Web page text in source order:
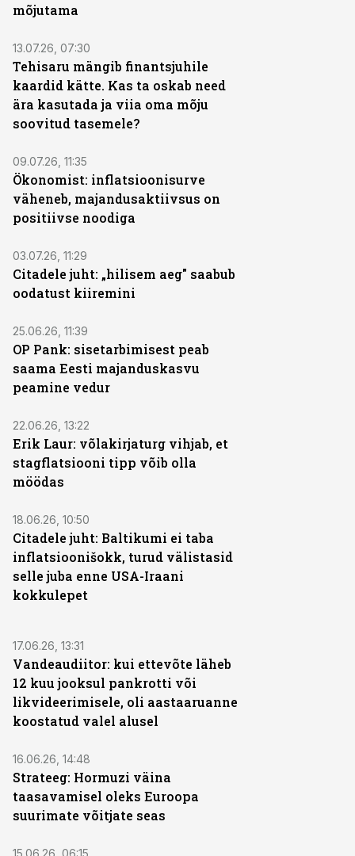
mõjutama
13.07.26, 07:30
Tehisaru mängib finantsjuhile
kaardid kätte. Kas ta oskab need
ära kasutada ja viia oma mõju
soovitud tasemele?
09.07.26, 11:35
Ökonomist: inflatsioonisurve
väheneb, majandusaktiivsus on
positiivse noodiga
03.07.26, 11:29
Citadele juht: „hilisem aeg" saabub
oodatust kiiremini
25.06.26, 11:39
OP Pank: sisetarbimisest peab
saama Eesti majanduskasvu
peamine vedur
22.06.26, 13:22
Erik Laur: võlakirjaturg vihjab, et
stagflatsiooni tipp võib olla
möödas
18.06.26, 10:50
Citadele juht: Baltikumi ei taba
inflatsioonišokk, turud välistasid
selle juba enne USA-Iraani
kokkulepet
17.06.26, 13:31
Vandeaudiitor: kui ettevõte läheb
12 kuu jooksul pankrotti või
likvideerimisele, oli aastaaruanne
koostatud valel alusel
16.06.26, 14:48
Strateeg: Hormuzi väina
taasavamisel oleks Euroopa
suurimate võitjate seas
15.06.26, 06:15